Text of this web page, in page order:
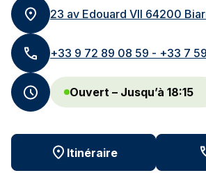
23 av Edouard VII 64200
+33 9 72 89 08 59 - +33 7
Ouvert – Jusqu’à 18:15
Itinéraire